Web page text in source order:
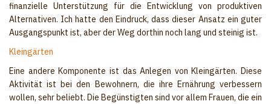
finanzielle Unterstützung für die Entwicklung von produktiven
Alternativen. Ich hatte den Eindruck, dass dieser Ansatz ein guter
Ausgangspunkt ist, aber der Weg dorthin noch lang und steinig ist.
Kleingärten
Eine andere Komponente ist das Anlegen von Kleingärten. Diese
Aktivität ist bei den Bewohnern, die ihre Ernährung verbessern
wollen, sehr beliebt. Die Begünstigten sind vor allem Frauen, die ein